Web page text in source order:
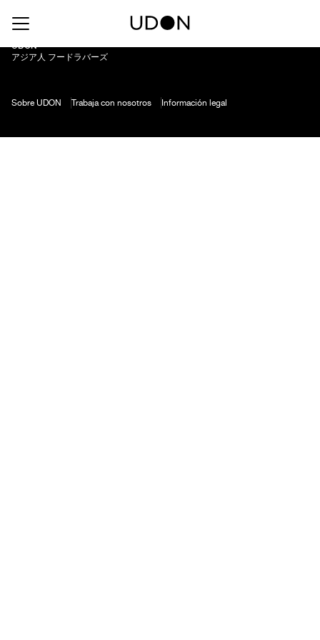
UDON
アジア人 フードラバーズ
Sobre UDON Trabaja con nosotros Información legal